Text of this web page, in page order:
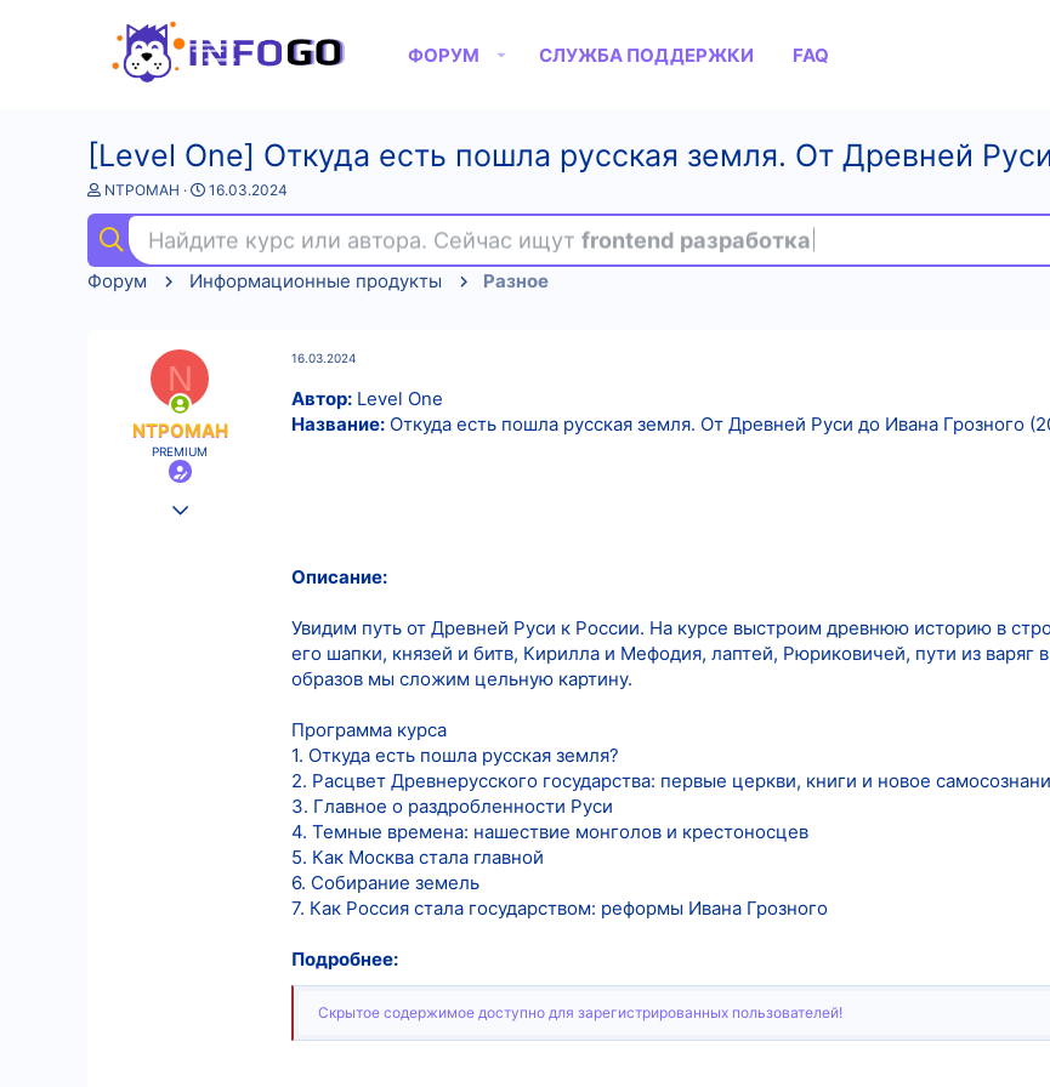
ФОРУМ СЛУЖБА ПОДДЕРЖКИ FAQ
[Level One] Откуда есть пошла русская земля. От Древней
А
т
о
р
т
NTPOMAH
Д
а
н
а
16.03.2024
Найдите курс или автора. Сейчас ищут frontend разработка
Форум
Информационные продукты Разное
N
NTPOMAH
PREMIUM
16.03.2024
Автор: Level One
Название: Откуда есть пошла русская земля. От Древней Руси до Ивана Грозного
Описание:
Увидим путь от Древней Руси к России. На курсе выстроим древнюю историю в
его шапки, князей и битв, Кирилла и Мефодия, лаптей, Рюриковичей, пути из варяг
образов мы сложим цельную картину.
Программа курса
1. Откуда есть пошла русская земля?
2. Расцвет Древнерусского государства: первые церкви, книги и новое
3. Главное о раздробленности Руси
4. Темные времена: нашествие монголов и крестоносцев
5. Как Москва стала главной
6. Собирание земель
7. Как Россия стала государством: реформы Ивана Грозного
Подробнее:
Скрытое содержимое доступно для зарегистрированных пользователей!